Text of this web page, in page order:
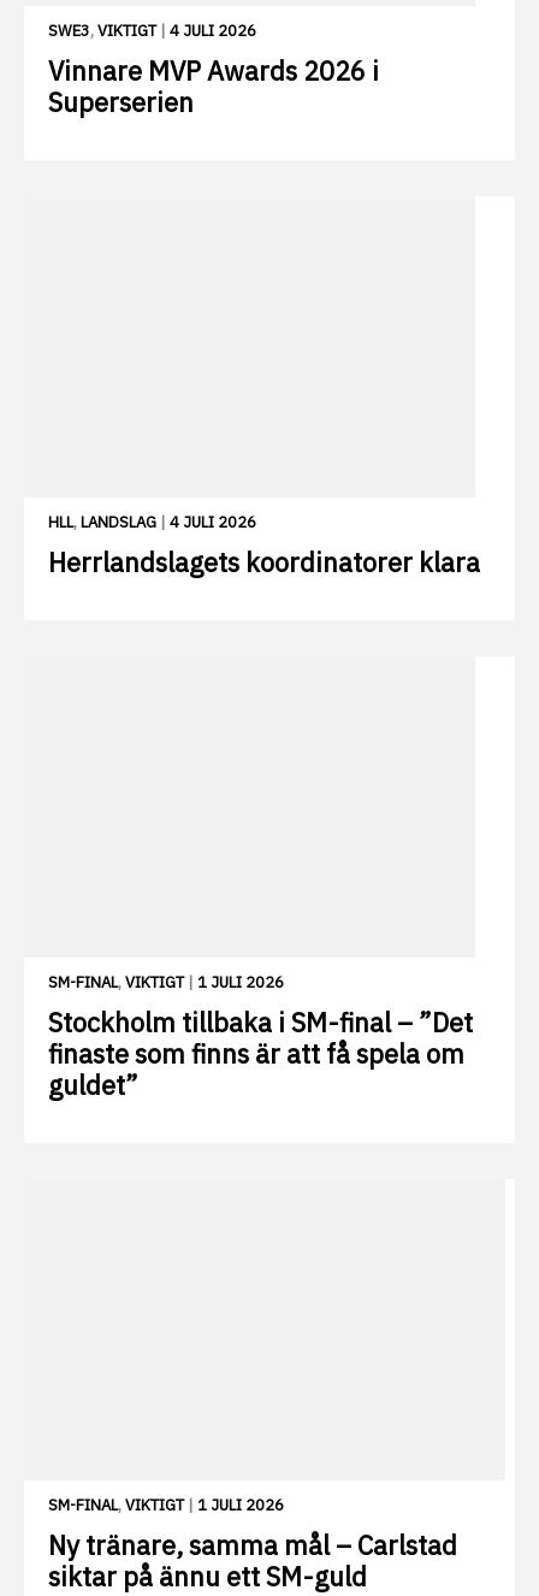
SWE3,VIKTIGT| 4 JULI 2026
Vinnare MVP Awards 2026 i
Superserien
HLL,LANDSLAG | 4 JULI 2026
Herrlandslagets koordinatorer klara
SM-FINAL,VIKTIGT| 1 JULI 2026
Stockholm tillbaka i SM-final – ”Det
finaste som finns är att få spela om
guldet”
SM-FINAL,VIKTIGT| 1 JULI 2026
Ny tränare, samma mål – Carlstad
siktar på ännu ett SM-guld